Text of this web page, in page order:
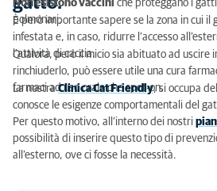
Non esistono vaccini che proteggano i
polmonari.
È però importante sapere se la zona in cui
infestata e, in caso, ridurre l’accesso
l’attività di caccia.
Qualora, però il micio sia abituato ad uscire
rinchiuderlo, può essere utile una cura
farmaci ad uso orale che spot-on.
La nostraClinica Cat Friendly, si occupa
conosce le esigenze comportamentali del
Per questo motivo, all’interno dei nostri
possibilità di inserire questo tipo di
all’esterno, ove ci fosse la necessità.